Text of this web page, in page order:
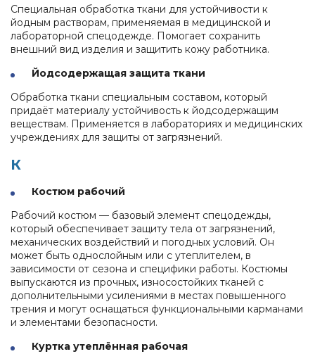
Специальная обработка ткани для устойчивости к
йодным растворам, применяемая в медицинской и
лабораторной спецодежде. Помогает сохранить
внешний вид изделия и защитить кожу работника.
Йодсодержащая защита ткани
Обработка ткани специальным составом, который
придаёт материалу устойчивость к йодсодержащим
веществам. Применяется в лабораториях и медицинских
учреждениях для защиты от загрязнений.
К
Костюм рабочий
Рабочий костюм — базовый элемент спецодежды,
который обеспечивает защиту тела от загрязнений,
механических воздействий и погодных условий. Он
может быть однослойным или с утеплителем, в
зависимости от сезона и специфики работы. Костюмы
выпускаются из прочных, износостойких тканей с
дополнительными усилениями в местах повышенного
трения и могут оснащаться функциональными карманами
и элементами безопасности.
Куртка утеплённая рабочая